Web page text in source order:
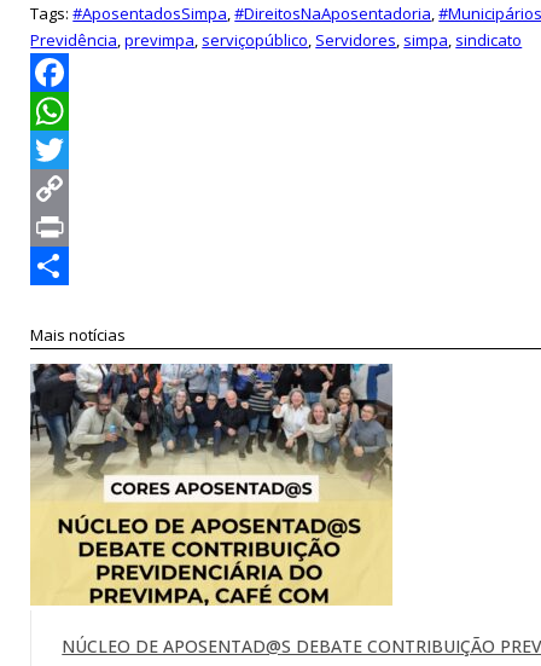
Tags:#AposentadosSimpa,#DireitosNaAposentadoria,
Previdência,previmpa, serviçopúblico, Servidores, simpa, sindicato
Facebook
WhatsApp
Twitter
Copy
Link
Print
Mais notícias
NÚCLEO DE APOSENTAD@S DEBATE CONTRIBUIÇÃO